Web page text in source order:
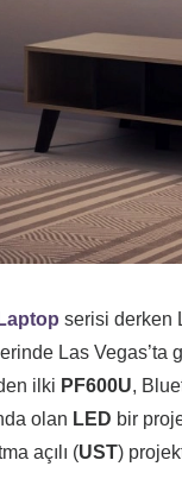
serisi derken
Las Vegas’ta
ilki PF600U,
olan LED bir
açılı (UST)